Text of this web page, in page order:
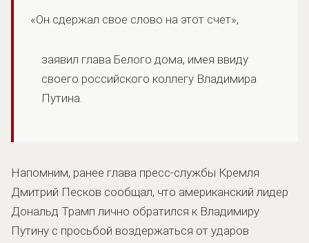
«Он сдержал свое слово на этот счет»,
заявил глава Белого дома, имея ввиду
своего российского коллегу Владимира
Путина.
Напомним, ранее глава пресс-службы Кремля
Дмитрий Песков сообщал, что американский лидер
Дональд Трамп лично обратился к Владимиру
Путину с просьбой воздержаться от ударов